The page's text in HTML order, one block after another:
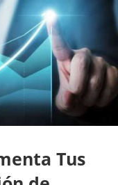
Tus